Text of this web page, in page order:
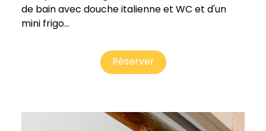
de bain avec douche italienne et WC et d'un
mini frigo...
Réserver